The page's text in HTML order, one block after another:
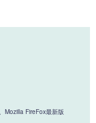
Mozilla FireFox最新版